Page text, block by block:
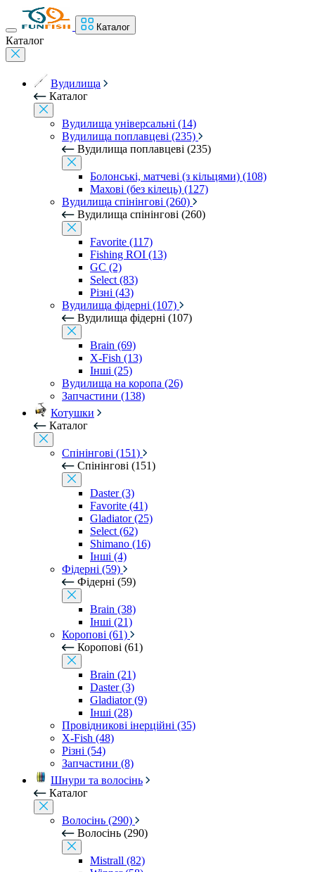
Каталог
Каталог
Вудилища
Каталог
Вудилища універсальні (14)
Вудилища поплавцеві (235)
Вудилища поплавцеві (235)
Болонські, матчеві (з кільцями) (108)
Махові (без кілець) (127)
Вудилища спінінгові (260)
Вудилища спінінгові (260)
Favorite (117)
Fishing ROI (13)
GC (2)
Select (83)
Різні (43)
Вудилища фідерні (107)
Вудилища фідерні (107)
Brain (69)
X-Fish (13)
Інші (25)
Вудилища на коропа (26)
Запчастини (138)
Котушки
Каталог
Спінінгові (151)
Спінінгові (151)
Daster (3)
Favorite (41)
Gladiator (25)
Select (62)
Shimano (16)
Інші (4)
Фідерні (59)
Фідерні (59)
Brain (38)
Інші (21)
Коропові (61)
Коропові (61)
Brain (21)
Daster (3)
Gladiator (9)
Інші (28)
Провідникові інерційні (35)
X-Fish (48)
Різні (54)
Запчастини (8)
Шнури та волосінь
Каталог
Волосінь (290)
Волосінь (290)
Mistrall (82)